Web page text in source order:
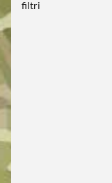
filtri